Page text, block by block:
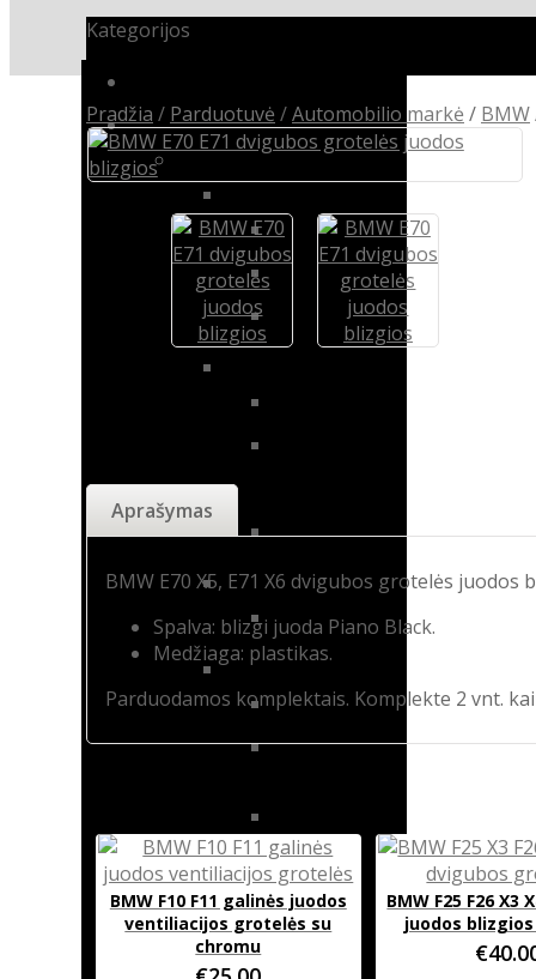
Kategorijos
Automobilio markė
BMW
BMW E53
BMW E70
BMW F15 / F85
2 serija
F22 / F23
X2
BMW F39
3 serija
BMW E46
BMW E90 /
/ F34 / F35
BMW E30 /
E36
X6
Pradžia / Parduotuvė /Automobilio markė / BMW
Aprašymas
BMW E70 X5, E71 X6 dvigubos grotelės juodos
Spalva: blizgi juoda Piano Black.
Medžiaga: plastikas.
Parduodamos komplektais. Komplekte 2 vnt.
BMW F10 F11 galinės juodos
ventiliacijos grotelės su
chromu
BMW F25 F26 X3
juodos
€